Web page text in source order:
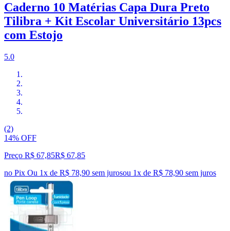
Caderno 10 Matérias Capa Dura Preto
Tilibra + Kit Escolar Universitário 13pcs
com Estojo
5.0
(2)
14% OFF
Preço R$ 67,85R$ 67,85
no Pix Ou 1x de R$ 78,90 sem jurosou 1x de R$ 78,90 sem juros